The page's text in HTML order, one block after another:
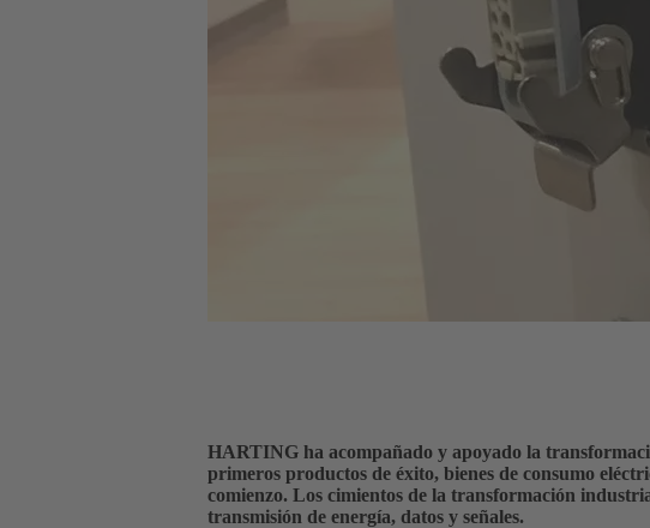
HARTING ha acompañado y apoyado la
primeros productos de éxito, bienes de consumo
comienzo. Los cimientos de la transformación
transmisión de energía, datos y señales.